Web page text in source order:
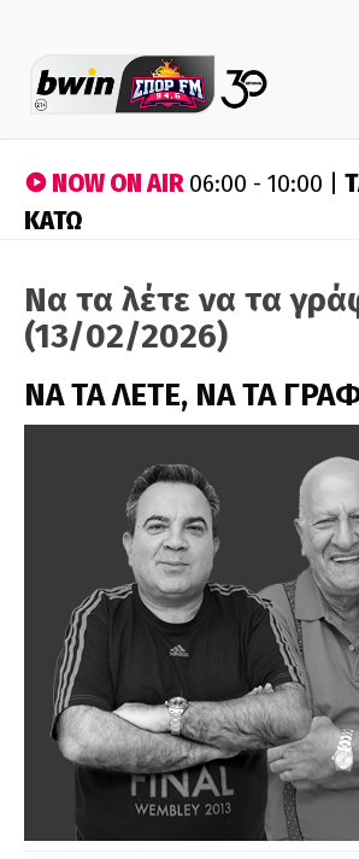
NOW ON AIR06:00 - 10:00 |
ΚΑΤΩ
Να τα λέτε να τα
(13/02/2026)
ΝΑ ΤΑ ΛΕΤΕ, ΝΑ ΤΑ